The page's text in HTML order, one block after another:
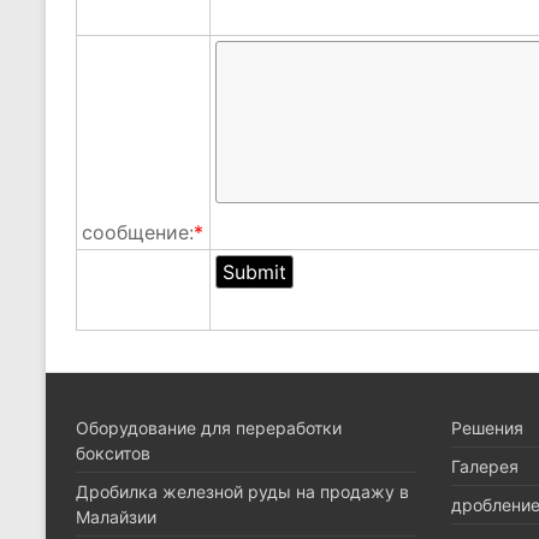
сообщение:*
Оборудование для переработки
бокситов
Дробилка железной руды на продажу в
Малайзии
Pешения
Галерея